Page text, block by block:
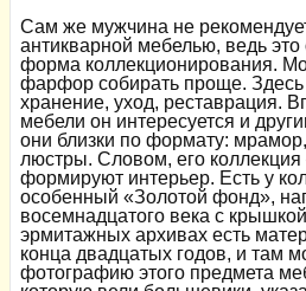
Сам же мужчина не
антикварной мебелью, ведь
форма коллекционирования.
фарфор собирать проще. Здесь
хранение, уход, реставрация.
мебели он интересуется и
они близки по формату:
люстры. Словом, его
формируют интерьер. Есть у
особенный «Золотой фонд»,
восемнадцатого века с
эрмитажных архивах есть
конца двадцатых годов, и там
фотографию этого предмета